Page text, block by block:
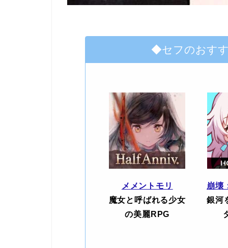
◆セフのおす
メメントモリ
魔女と呼ばれる少女
の美麗RPG
崩壊
銀河